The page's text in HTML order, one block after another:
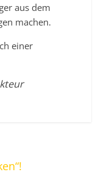
aus dem
machen.
einer